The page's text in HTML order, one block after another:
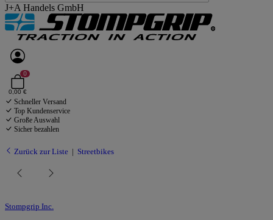
J+A Handels GmbH
0
0,00 €
Schneller Versand
Top Kundenservice
Große Auswahl
Sicher bezahlen
Zurück zur Liste Streetbikes
Stompgrip Inc.